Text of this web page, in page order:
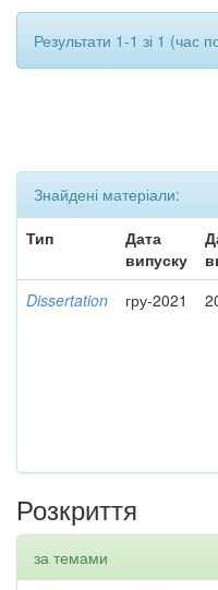
Результати 1-1 зі 1 (час
Знайдені матеріали:
Тип
Дата
випуску
Dissertation гру-2021
Розкриття
за темами